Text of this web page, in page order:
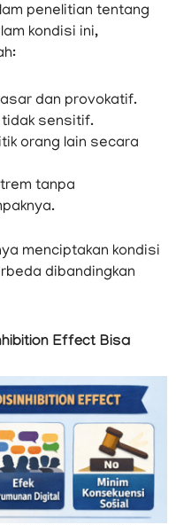
penelitian tentang
kondisi ini,
dan provokatif.
sensitif.
orang lain secara
tanpa
menciptakan kondisi
dibandingkan
Effect Bisa